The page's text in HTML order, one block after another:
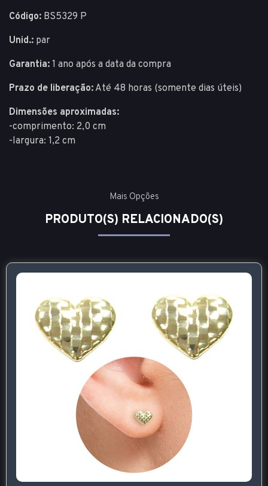
Código: BS5329 P
Unid.: par
Garantia: 1 ano após a data da compra
Prazo de liberação: Até 48 horas (somente dias úteis)
Dimensões aproximadas:
-comprimento: 2,0 cm
-largura: 1,2 cm
Mais Opções
PRODUTO(S) RELACIONADO(S)